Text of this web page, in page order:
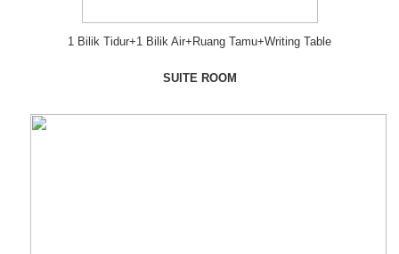
1 Bilik Tidur+1 Bilik Air+Ruang Tamu+Writing Table
SUITE ROOM